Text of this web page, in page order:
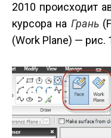
2010 происходит
курсора на Грань
(Work Plane) — рис.